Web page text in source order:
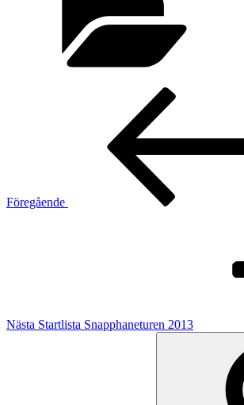
Inläggsnavigering
Föregående
Nästa Startlista Snapphaneturen 2013